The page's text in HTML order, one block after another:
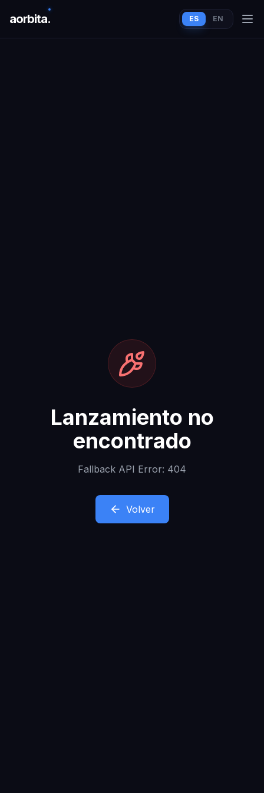
aorbita. ES EN
Lanzamiento no
encontrado
Fallback API Error: 404
Volver